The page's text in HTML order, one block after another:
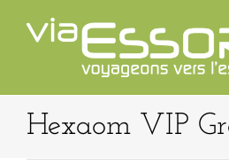
contenu
Hexaom VIP